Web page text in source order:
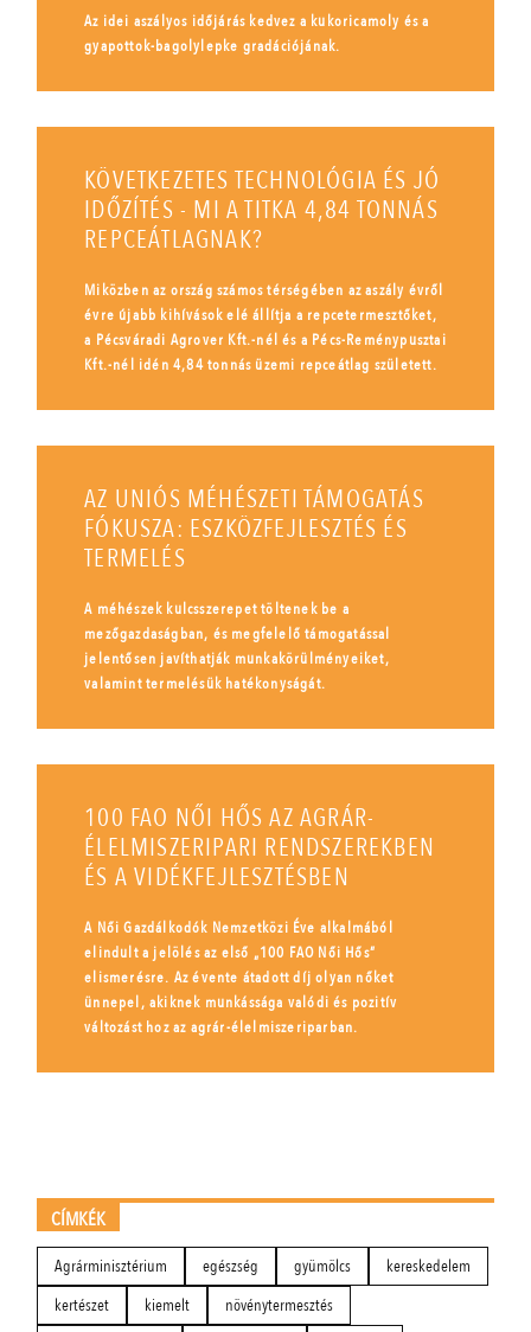
Az idei aszályos időjárás kedvez a kukoricamoly és a
gyapottok-bagolylepke gradációjának.
KÖVETKEZETES TECHNOLÓGIA ÉS JÓ
IDŐZÍTÉS - MI A TITKA 4,84 TONNÁS
REPCEÁTLAGNAK?
Miközben az ország számos térségében az aszály évről
évre újabb kihívások elé állítja a repcetermesztőket,
a Pécsváradi Agrover Kft.-nél és a Pécs-Reménypusztai
Kft.-nél idén 4,84 tonnás üzemi repceátlag született.
AZ UNIÓS MÉHÉSZETI TÁMOGATÁS
FÓKUSZA: ESZKÖZFEJLESZTÉS ÉS
TERMELÉS
A méhészek kulcsszerepet töltenek be a
mezőgazdaságban, és megfelelő támogatással
jelentősen javíthatják munkakörülményeiket,
valamint termelésük hatékonyságát.
100 FAO NŐI HŐS AZ AGRÁR-
ÉLELMISZERIPARI RENDSZEREKBEN
ÉS A VIDÉKFEJLESZTÉSBEN
A Női Gazdálkodók Nemzetközi Éve alkalmából
elindult a jelölés az első „100 FAO Női Hős”
elismerésre. Az évente átadott díj olyan nőket
ünnepel, akiknek munkássága valódi és pozitív
változást hoz az agrár-élelmiszeriparban.
CÍMKÉK
Agrárminisztérium egészség gyümölcs
kereskedelem
kertészet
kiemelt
növénytermesztés